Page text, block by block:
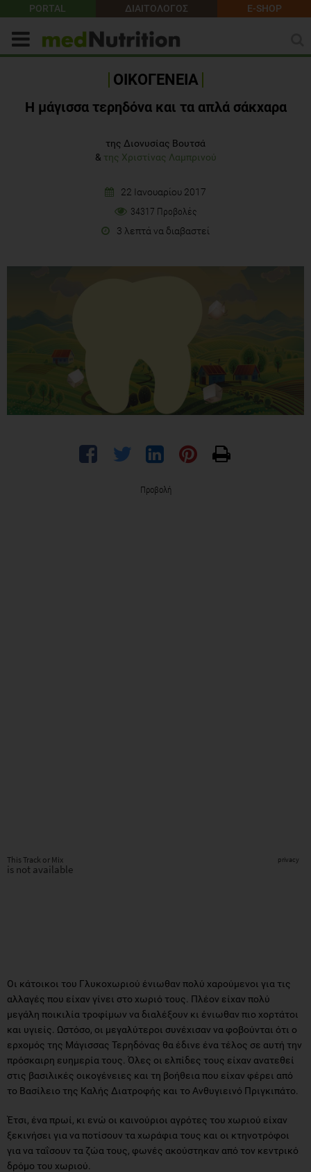
PORTAL ΔΙΑΙΤΟΛΟΓΟΣ E-SHOP
ΟΙΚΟΓΕΝΕΙΑ
Η μάγισσα τερηδόνα και τα απλά σάκχαρα
της Διονυσίας Βουτσά
& της Χριστίνας Λαμπρινού
22 Ιανουαρίου 2017
34317 Προβολές
3 λεπτά να διαβαστεί
Προβολή
Οι κάτοικοι του Γλυκοχωριού ένιωθαν πολύ χαρούμενοι για τις
αλλαγές που είχαν γίνει στο χωριό τους. Πλέον είχαν πολύ
μεγάλη ποικιλία τροφίμων να διαλέξουν κι ένιωθαν πιο χορτάτοι
και υγιείς. Ωστόσο, οι μεγαλύτεροι συνέχισαν να φοβούνται ότι ο
ερχομός της Μάγισσας Τερηδόνας θα έδινε ένα τέλος σε αυτή την
πρόσκαιρη ευημερία τους. Όλες οι ελπίδες τους είχαν ανατεθεί
στις βασιλικές οικογένειες και τη βοήθεια που είχαν φέρει από
το Βασίλειο της Καλής Διατροφής και το Ανθυγιεινό Πριγκιπάτο.
Έτσι, ένα πρωί, κι ενώ οι καινούριοι αγρότες του χωριού είχαν
ξεκινήσει για να ποτίσουν τα χωράφια τους και οι κτηνοτρόφοι
για να ταΐσουν τα ζώα τους, φωνές ακούστηκαν από τον κεντρικό
δρόμο του χωριού.